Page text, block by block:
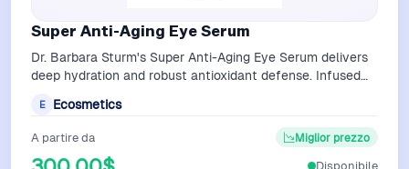
Super Anti-Aging Eye Serum
Dr. Barbara Sturm's Super Anti-Aging Eye Serum delivers
deep hydration and robust antioxidant defense. Infused
E Ecosmetics
A partire da Miglior prezzo